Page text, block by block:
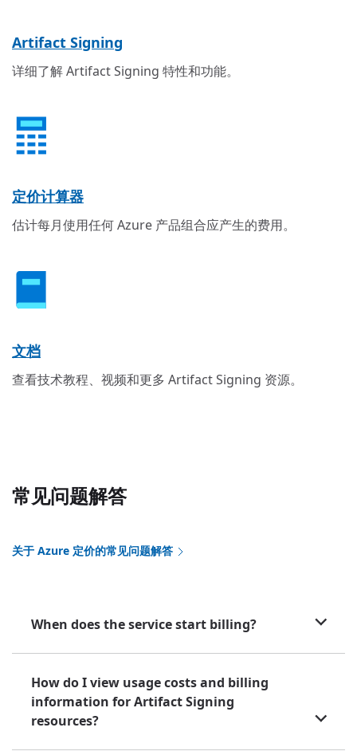
Artifact Signing
详细了解 Artifact Signing 特性和功能。
定价计算器
估计每月使用任何 Azure 产品组合应产生的费用。
文档
查看技术教程、视频和更多 Artifact Signing 资源。
常见问题解答
关于 Azure 定价的常见问题解答
When does the service start billing?
How do I view usage costs and billing
information for Artifact Signing
resources?